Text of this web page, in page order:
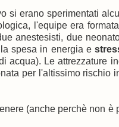
si erano sperimentati
l'equipe era
anestesisti, due
la spesa in energia e
acqua). Le attrezzature
per l'altissimo rischio
(anche perchè non è